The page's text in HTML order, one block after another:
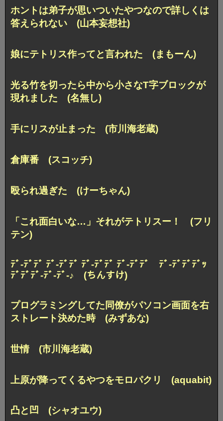
ホントは弟子が思いついたやつなので詳しくは
答えられない (山本妄想社)
娘にテトリス作ってと言われた (まもーん)
光る竹を切ったら中から小さなT字ブロックが
現れました (名無し)
手にリスが止まった (市川海老蔵)
倉庫番 (スコッチ)
殴られ過ぎた (けーちゃん)
「これ面白いな…」それがテトリスー！ (フリ
テン)
ﾃﾞ-ﾃﾞﾃﾞ ﾃﾞ-ﾃﾞﾃﾞ ﾃﾞ-ﾃﾞﾃﾞ ﾃﾞ-ﾃﾞﾃﾞ ﾃﾞ-ﾃﾞﾃﾞﾃﾞｯ
ﾃﾞﾃﾞﾃﾞ-ﾃﾞ-ﾃﾞ-♪ (ちんすけ)
プログラミングしてた同僚がパソコン画面を右
ストレート決めた時 (みずあな)
世情 (市川海老蔵)
上原が降ってくるやつをモロパクリ (aquabit)
凸と凹 (シャオユウ)